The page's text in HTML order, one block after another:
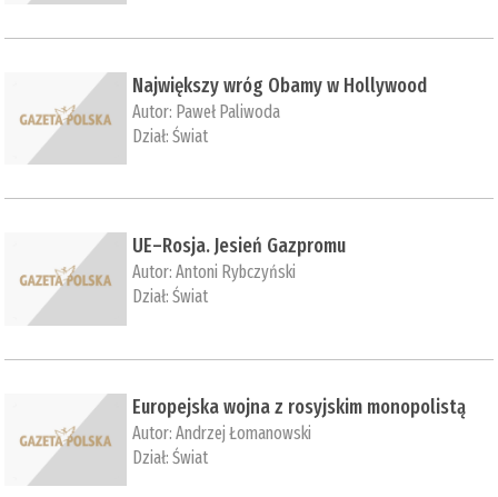
Największy wróg Obamy w Hollywood
Autor: Paweł Paliwoda
Dział:Świat
UE–Rosja. Jesień Gazpromu
Autor:Antoni Rybczyński
Dział:Świat
Europejska wojna z rosyjskim monopolistą
Autor:Andrzej Łomanowski
Dział:Świat